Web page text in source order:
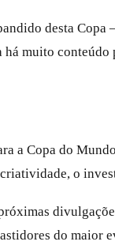
desta
muito conteúdo
a Copa do
o
do maior